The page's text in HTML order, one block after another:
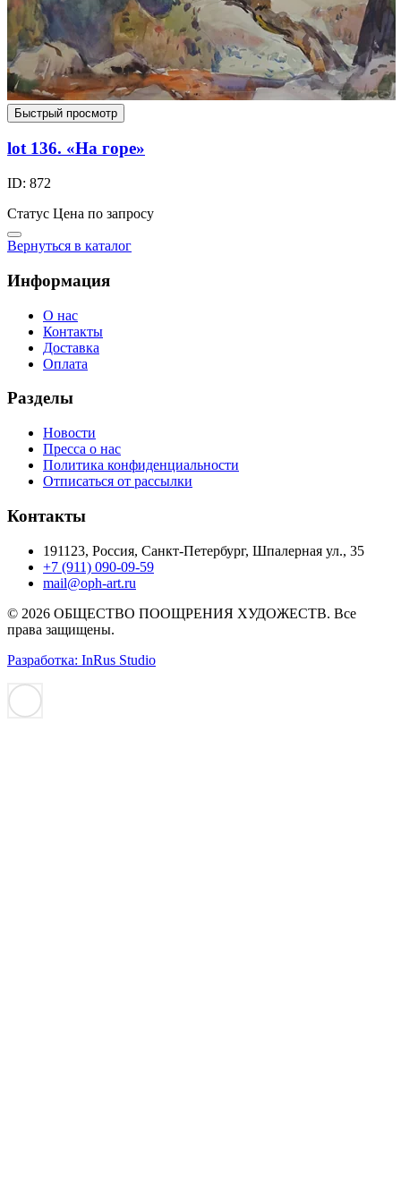
Быстрый просмотр
lot 136. «На горе»
ID: 872
Статус Цена по запросу
Вернуться в каталог
Информация
О нас
Контакты
Доставка
Оплата
Разделы
Новости
Пресса о нас
Политика конфиденциальности
Отписаться от рассылки
Контакты
191123, Россия, Санкт-Петербург, Шпалерная ул., 35
+7 (911) 090-09-59
mail@oph-art.ru
© 2026 ОБЩЕСТВО ПООЩРЕНИЯ ХУДОЖЕСТВ. Все
права защищены.
Разработка: InRus Studio